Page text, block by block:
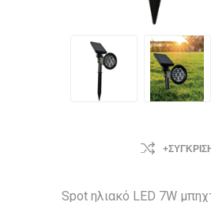
+ΣΎΓΚΡΙΣΗ
Spot ηλιακό LED 7W